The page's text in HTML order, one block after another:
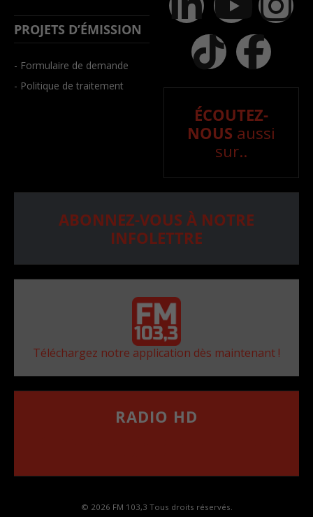
PROJETS D’ÉMISSION
- Formulaire de demande
- Politique de traitement
ÉCOUTEZ-
NOUS aussi
sur..
ABONNEZ-VOUS À NOTRE
INFOLETTRE
Téléchargez notre application dès maintenant !
RADIO HD
© 2026 FM 103,3 Tous droits réservés.